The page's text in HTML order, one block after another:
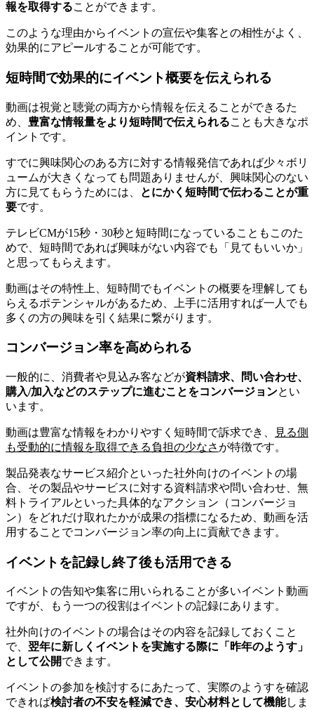
報を取得することができます。
このような理由からイベントの宣伝や集客との相性がよく、
効果的にアピールすることが可能です。
短時間で効果的にイベント概要を伝えられる
動画は視覚と聴覚の両方から情報を伝えることができるた
め、 豊富な情報量をより短時間で伝えられることも大きなポ
イントです。
すでに興味関心のある方に対する情報発信であれば少々ボリ
ュームが大きくなっても問題ありませんが、興味関心のない
方に見てもらうためには、
とにかく短時間で伝わることが重
要です。
テレビCMが15秒・30秒と短時間になっていることもこのた
めで、短時間であれば興味がない内容でも「見てもいいか」
と思ってもらえます。
動画はその特性上、短時間でもイベントの概要を理解しても
らえるポテンシャルがあるため、上手に活用すれば一人でも
多くの方の興味を引く結果に繋がります。
コンバージョン率を高められる
一般的に、消費者や見込み客などが資料請求、問い合わせ、
購入/加入などのステップに進むことをコンバージョンとい
います。
動画は豊富な情報をわかりやすく短時間で訴求でき、
見る側
も受動的に情報を取得できる負担の少なさ が特徴です。
製品発表なサービス紹介といった社外向けのイベントの場
合、その製品やサービスに対する資料請求や問い合わせ、無
料トライアルといった具体的なアクション（コンバージョ
ン）をどれだけ取れたかが成果の指標になるため、動画を活
用することでコンバージョン率の向上に貢献できます。
イベントを記録し終了後も活用できる
イベントの告知や集客に用いられることが多いイベント動画
ですが、もう一つの役割はイベントの記録にあります。
社外向けのイベントの場合はその内容を記録しておくこと
で、 翌年に新しくイベントを実施する際に「昨年のようす」
として公開できます。
イベントの参加を検討するにあたって、実際のようすを確認
できれば検討者の不安を軽減でき、安心材料として機能しま